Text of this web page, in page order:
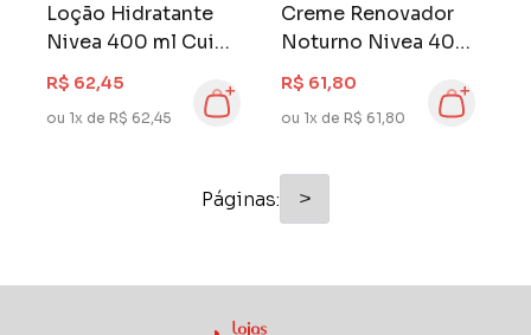
Loção Hidratante
Nivea 400 ml Cuida
& Repara
R$ 62,45
ou 1x de R$ 62,45
Creme Renovador
Noturno Nivea 40
ml Acne Control
R$ 61,80
ou 1x de R$ 61,80
Páginas: >